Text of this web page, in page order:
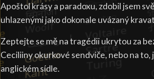
Apoštol krásy a paradoxu, zdobil jsem
uhlazenými jako dokonale uvázaný
Zeptejte se mě na tragédii ukrytou za
Ceciliiny okurkové sendviče, nebo na
anglickém sídle.